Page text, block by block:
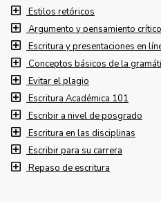
Estilos retóricos
Argumento y pensamiento crítico
Escritura y presentaciones en
Conceptos básicos de la
Evitar el plagio
Escritura Académica 101
Escribir a nivel de posgrado
Escritura en las disciplinas
Escribir para su carrera
Repaso de escritura